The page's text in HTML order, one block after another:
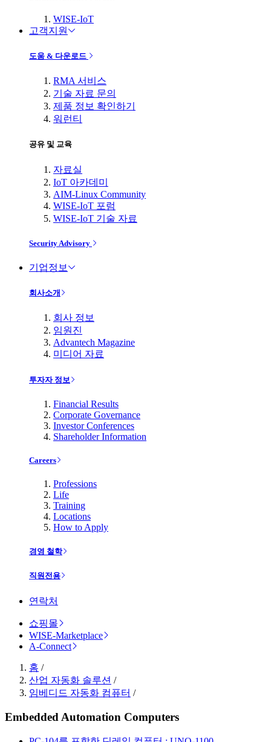
WISE-IoT
고객지원
도움 & 다운로드
RMA 서비스
기술 자료 문의
제품 정보 확인하기
워런티
공유 및 교육
자료실
IoT 아카데미
AIM-Linux Community
WISE-IoT 포럼
WISE-IoT 기술 자료
Security Advisory
기업정보
회사소개
회사 정보
임원진
Advantech Magazine
미디어 자료
투자자 정보
Financial Results
Corporate Governance
Investor Conferences
Shareholder Information
Careers
Professions
Life
Training
Locations
How to Apply
경영 철학
직원전용
연락처
쇼핑몰
WISE-Marketplace
A-Connect
홈 /
산업 자동화 솔루션 /
임베디드 자동화 컴퓨터 /
Embedded Automation Computers